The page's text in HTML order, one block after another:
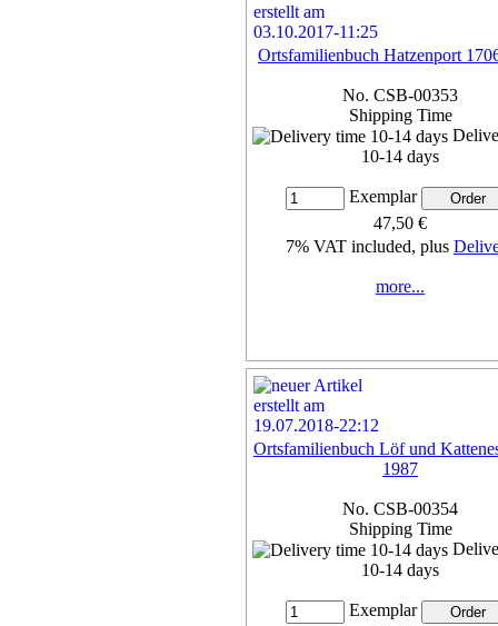
Ortsfamilienbuch Hatzenport
No. CSB-00353
Shipping Time
10-14 days
Exemplar
47,50 €
7% VAT included, plus
more...
Ortsfamilienbuch Löf und
1987
No. CSB-00354
Shipping Time
10-14 days
Exemplar